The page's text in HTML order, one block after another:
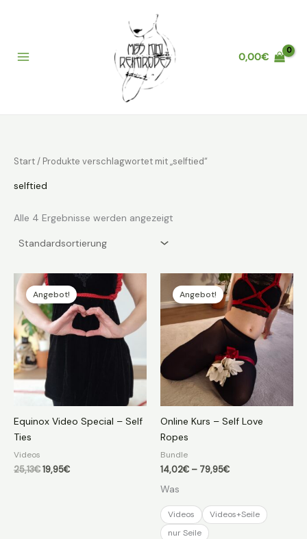
0,00€
Start/ Produkte verschlagwortet mit „selftied“
selftied
Alle 4 Ergebnisse werden angezeigt
Angebot!
Equinox Video Special – Self
Ties
Videos
25,13€Ursprünglicher
19,95€Aktueller
Angebot!
Online Kurs – Self Love
Ropes
Bundle
14,02€ – 79,95€Preisspanne:
Was
Videos
Videos+Seile
nur Seile